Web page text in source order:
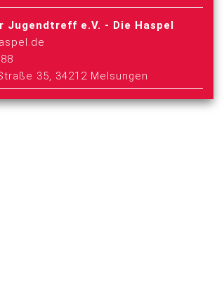
Jugendtreff e.V. - Die Haspel
35, 34212 Melsungen